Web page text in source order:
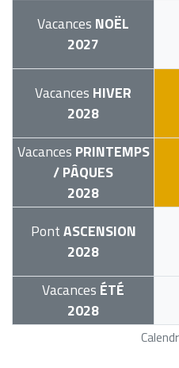
Vacances NOËL
2027
Vacances HIVER
2028
Vacances PRINTEMPS
/ PÂQUES
2028
PontASCENSION
2028
Vacances ÉTÉ
2028